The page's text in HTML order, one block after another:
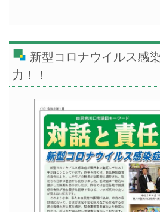
新型コロナウイルス感
力！！